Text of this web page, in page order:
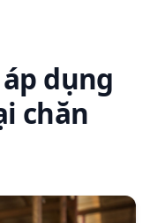
dụng
chăn